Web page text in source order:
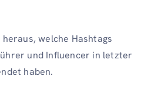
heraus, welche Hashtags
und Influencer in letzter
haben.